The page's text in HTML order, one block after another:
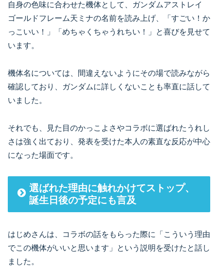
自身の色味に合わせた機体として、ガンダムアストレイ
ゴールドフレーム天ミナの名前を読み上げ、「すごい！か
っこいい！」「めちゃくちゃうれちい！」と喜びを見せて
います。
機体名については、間違えないようにその場で読みながら
確認しており、ガンダムに詳しくないことも率直に話して
いました。
それでも、見た目のかっこよさやコラボに選ばれたうれし
さは強く出ており、発表を受けた本人の素直な反応が中心
になった場面です。
選ばれた理由に触れかけてストップ、
誕生日後の予定にも言及
はじめさんは、コラボの話をもらった際に「こういう理由
でこの機体がいいと思います」という説明を受けたと話し
ました。